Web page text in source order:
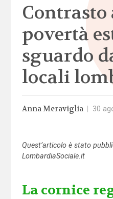
Contrasto
povertà
sguardo
locali
Anna Meraviglia 30
Quest’articolo è stato
LombardiaSociale.it
La cornice